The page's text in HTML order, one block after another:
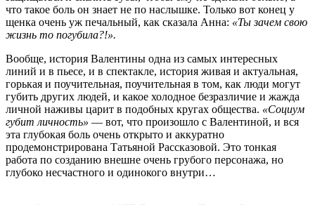
что такое боль он знает не по наслышке. Только вот конец у
щенка очень уж печальный, как сказала Анна: «Ты зачем свою
жизнь то погубила?!».
Вообще, история Валентины одна из самых интересных
линий и в пьесе, и в спектакле, история живая и актуальная,
горькая и поучительная, поучительная в том, как люди могут
губить других людей, и какое холодное безразличие и жажда
личной наживы царит в подобных кругах общества. «Социум
губит личность» — вот, что произошло с Валентиной, и вся
эта глубокая боль очень открыто и аккуратно
продемонстрирована Татьяной Рассказовой. Это тонкая
работа по созданию внешне очень грубого персонажа, но
глубоко несчастного и одинокого внутри…